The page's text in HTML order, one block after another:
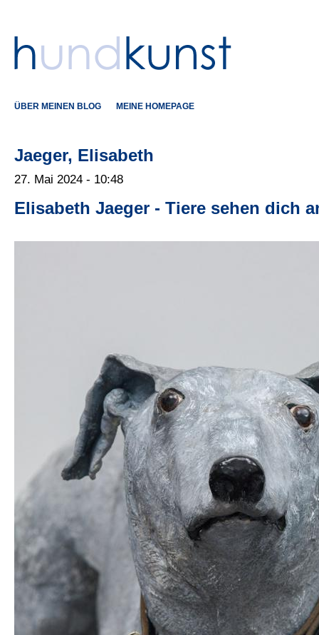
ÜBER MEINEN BLOG MEINE HOMEPAGE
Jaeger, Elisabeth
27. Mai 2024 - 10:48
Elisabeth Jaeger - Tiere sehen dich